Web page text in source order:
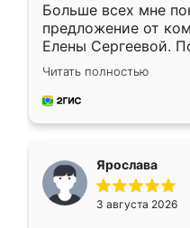
Больше всех мне
предложение от
Елены Сергеевой.
короткие сроки
для замера
предложил по
Читать полностью
Ярослава
3 августа 2026